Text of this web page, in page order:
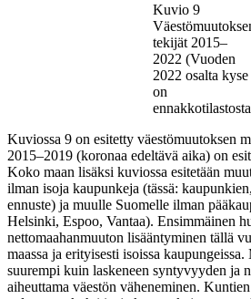
Kuvio 9
tekijät 2015–
2022 (Vuoden
2022 osalta kyse
on
Kuviossa 9 on esitetty väestömuutoksen
2015–2019 (koronaa edeltävä aika) on
Koko maan lisäksi kuviossa esitetään
ilman isoja kaupunkeja (tässä:
ennuste) ja muulle Suomelle ilman
Helsinki, Espoo, Vantaa). Ensimmäinen
nettomaahanmuuton lisääntyminen tällä
maassa ja erityisesti isoissa
suurempi kuin laskeneen syntyvyyden ja
aiheuttama väestön väheneminen.